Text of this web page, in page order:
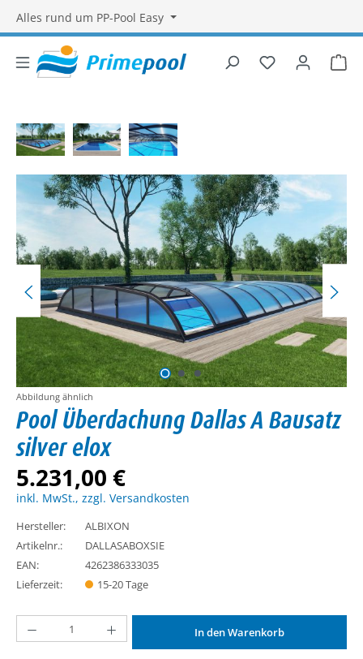
Alles rund um PP-Pool Easy
Du hast 0
Abbildung ähnlich
Pool Überdachung Dallas A Bausatz
silver elox
5.231,00 €
inkl. MwSt., zzgl. Versandkosten
Hersteller:
ALBIXON
Artikelnr.:
DALLASABOXSIE
EAN:
4262386333035
Lieferzeit:
15-20 Tage
Produkt Anzahl: Gib den gewünschten Wert ein oder benutze die Schaltflächen
In den Warenkorb